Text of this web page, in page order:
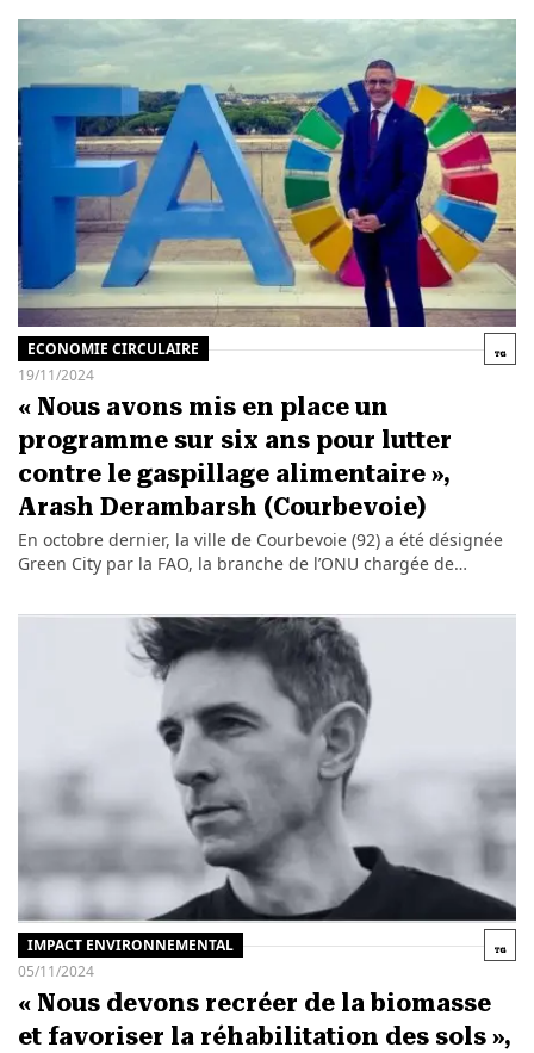
ECONOMIE CIRCULAIRE
19/11/2024
« Nous avons mis en place un
programme sur six ans pour lutter
contre le gaspillage alimentaire »,
Arash Derambarsh (Courbevoie)
En octobre dernier, la ville de Courbevoie (92) a été désignée
Green City par la FAO, la branche de l’ONU chargée de…
IMPACT ENVIRONNEMENTAL
05/11/2024
« Nous devons recréer de la biomasse
et favoriser la réhabilitation des sols »,